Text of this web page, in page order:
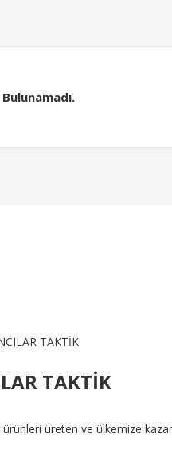
Gönder
TAKTİK
üreten ve ülkemize